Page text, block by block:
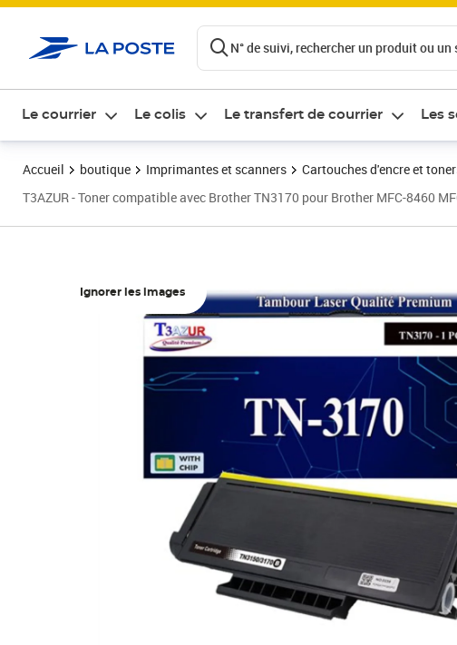
N° de suivi, rechercher un produit ou un
Le courrier Le colis Le transfert de courrier Les
Accueil boutique Imprimantes et scanners Cartouches d'encre et
T3AZUR - Toner compatible avec Brother TN3170 pour Brother MFC-8460
Ignorer les images